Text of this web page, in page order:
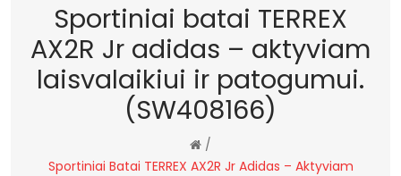
Sportiniai batai TERREX
AX2R Jr adidas – aktyviam
laisvalaikiui ir patogumui.
(SW408166)
/
Sportiniai Batai TERREX AX2R Jr Adidas – Aktyviam